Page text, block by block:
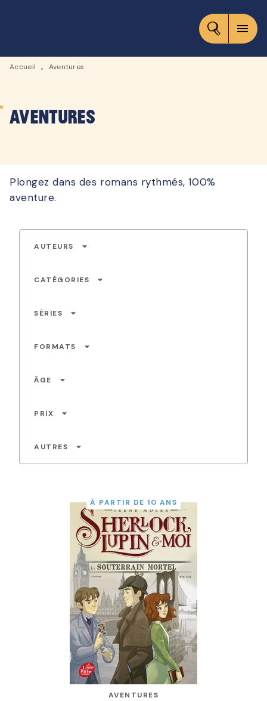
CONTENU
menu
Accueil • Aventures
Aventures
Plongez dans des romans rythmés, 100%
aventure.
AUTEURS arrow_drop_down
CATÉGORIES arrow_drop_down
SÉRIES arrow_drop_down
FORMATS arrow_drop_down
ÂGE arrow_drop_down
PRIX arrow_drop_down
AUTRES arrow_drop_down
À PARTIR DE 10 ANS
AVENTURES